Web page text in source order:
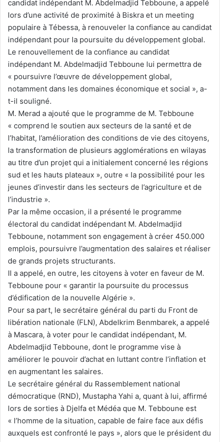
candidat indépendant M. Abdelmadjid Tebboune, a appelé
lors d’une activité de proximité à Biskra et un meeting
populaire à Tébessa, à renouveler la confiance au candidat
indépendant pour la poursuite du développement global.
Le renouvellement de la confiance au candidat
indépendant M. Abdelmadjid Tebboune lui permettra de
« poursuivre l’œuvre de développement global,
notamment dans les domaines économique et social », a-
t-il souligné.
M. Merad a ajouté que le programme de M. Tebboune
« comprend le soutien aux secteurs de la santé et de
l’habitat, l’amélioration des conditions de vie des citoyens,
la transformation de plusieurs agglomérations en wilayas
au titre d’un projet qui a initialement concerné les régions
sud et les hauts plateaux », outre « la possibilité pour les
jeunes d’investir dans les secteurs de l’agriculture et de
l’industrie ».
Par la même occasion, il a présenté le programme
électoral du candidat indépendant M. Abdelmadjid
Tebboune, notamment son engagement à créer 450.000
emplois, poursuivre l’augmentation des salaires et réaliser
de grands projets structurants.
Il a appelé, en outre, les citoyens à voter en faveur de M.
Tebboune pour « garantir la poursuite du processus
d’édification de la nouvelle Algérie ».
Pour sa part, le secrétaire général du parti du Front de
libération nationale (FLN), Abdelkrim Benmbarek, a appelé
à Mascara, à voter pour le candidat indépendant, M.
Abdelmadjid Tebboune, dont le programme vise à
améliorer le pouvoir d’achat en luttant contre l’inflation et
en augmentant les salaires.
Le secrétaire général du Rassemblement national
démocratique (RND), Mustapha Yahi a, quant à lui, affirmé
lors de sorties à Djelfa et Médéa que M. Tebboune est
« l’homme de la situation, capable de faire face aux défis
auxquels est confronté le pays », alors que le président du